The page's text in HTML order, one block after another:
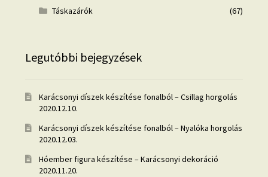
Táskazárók
(67)
Legutóbbi bejegyzések
Karácsonyi díszek készítése fonalból – Csillag horgolás
2020.12.10.
Karácsonyi díszek készítése fonalból – Nyalóka horgolás
2020.12.03.
Hóember figura készítése – Karácsonyi dekoráció
2020.11.20.